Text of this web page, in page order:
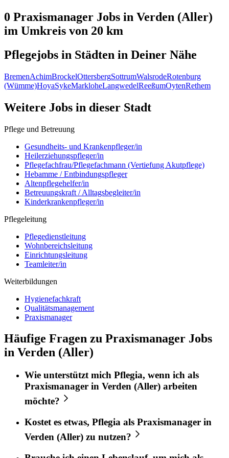
0 Praxismanager Jobs in Verden (Aller)
im Umkreis von 20 km
Pflegejobs in Städten in Deiner Nähe
BremenAchimBrockelOttersbergSottrumWalsrodeRotenburg
(Wümme)HoyaSykeMarkloheLangwedelReeßumOytenRethem
Weitere Jobs in dieser Stadt
Pflege und Betreuung
Gesundheits- und Krankenpfleger/in
Heilerziehungspfleger/in
Pflegefachfrau/Pflegefachmann (Vertiefung Akutpflege)
Hebamme / Entbindungspfleger
Altenpflegehelfer/in
Betreuungskraft / Alltagsbegleiter/in
Kinderkrankenpfleger/in
Pflegeleitung
Pflegedienstleitung
Wohnbereichsleitung
Einrichtungsleitung
Teamleiter/in
Weiterbildungen
Hygienefachkraft
Qualitätsmanagement
Praxismanager
Häufige Fragen zu Praxismanager Jobs
in Verden (Aller)
Wie unterstützt mich Pflegia, wenn ich als
Praxismanager in Verden (Aller) arbeiten
möchte?
Kostet es etwas, Pflegia als Praxismanager in
Verden (Aller) zu nutzen?